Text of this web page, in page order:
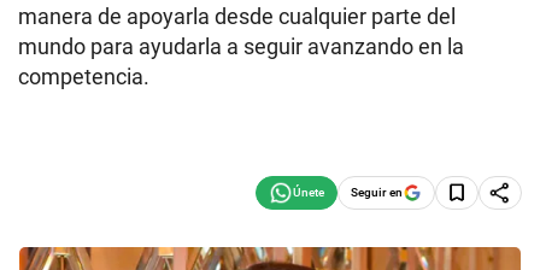
manera de apoyarla desde cualquier parte del
mundo para ayudarla a seguir avanzando en la
competencia.
Seguir en